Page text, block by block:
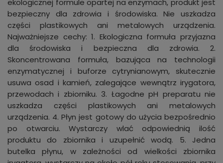
ekologicznej formule opartej na enzymach, produkt jest
bezpieczny dla zdrowia i środowiska. Nie uszkadza
części plastikowych ani metalowych urządzenia.
Najważniejsze cechy: 1. Ekologiczna formuła przyjazna
dla środowiska i bezpieczna dla zdrowia. 2.
Skoncentrowana formuła, bazująca na technologii
enzymatycznej i buforze cytrynianowym, skutecznie
usuwa osad i kamień, zalegające wewnątrz irygatora,
przewodach i zbiorniku. 3. Łagodne pH preparatu nie
uszkadza części plastikowych ani metalowych
urządzenia. 4. Płyn jest gotowy do użycia bezpośrednio
po otwarciu. Wystarczy wlać odpowiednią ilość
produktu do zbiornika i uzupełnić wodą. 5. Jedna
butelka płynu, w zależności od wielkości zbiornika